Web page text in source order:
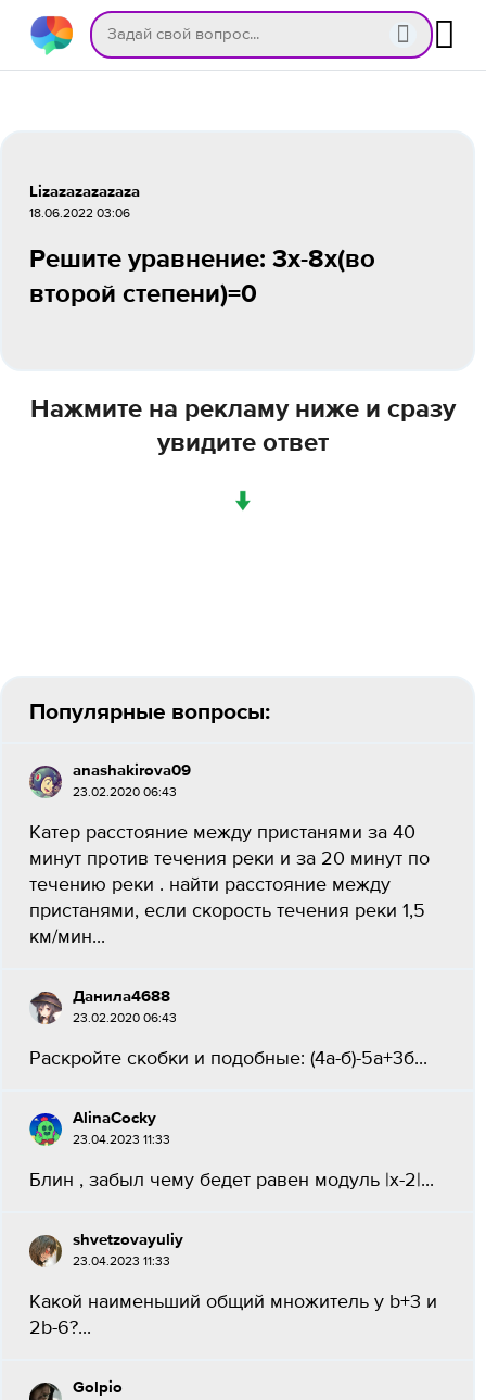
Lizazazazazaza
18.06.2022 03:06
Решите уравнение: 3х-8х(во
второй степени)=0
Нажмите на рекламу ниже и сразу
увидите ответ
↓
Популярные вопросы:
anashakirova09
23.02.2020 06:43
Катер расстояние между пристанями за 40
минут против течения реки и за 20 минут по
течению реки . найти расстояние между
пристанями, если скорость течения реки 1,5
км/мин...
Данила4688
23.02.2020 06:43
Раскройте скобки и подобные: (4а-б)-5а+3б...
AlinaCocky
23.04.2023 11:33
Блин , забыл чему бедет равен модуль |x-2|...
shvetzovayuliy
23.04.2023 11:33
Какой наименьший общий множитель у b+3 и
2b-6?...
Golpio